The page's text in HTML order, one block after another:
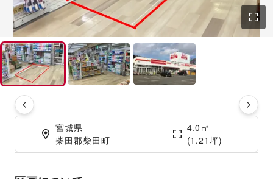
宮城県
柴田郡柴田町
4.0㎡
(1.21坪)